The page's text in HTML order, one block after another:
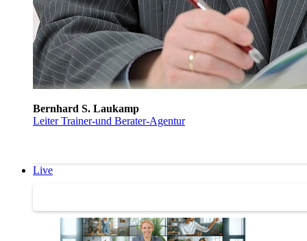
Bernhard S. Laukamp
Leiter Trainer-und Berater-Agentur
Live